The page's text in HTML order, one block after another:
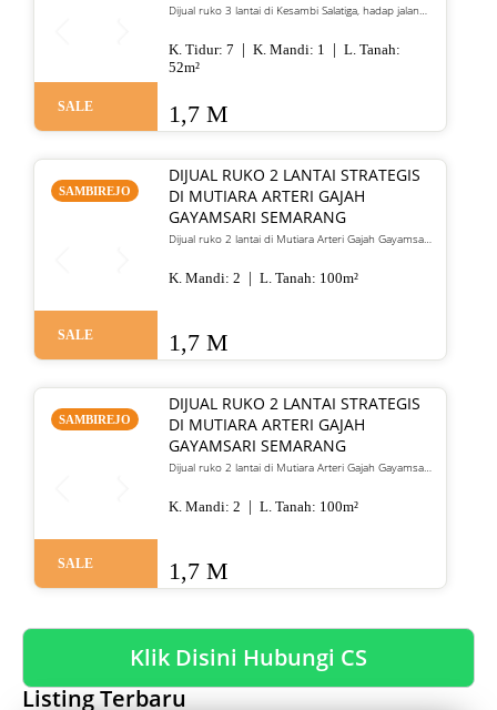
SALE
Dijual ruko 3 lantai di Kesambi Salatiga, hadap jalan
investasi. Harga 1,7 M nego.
K. Tidur: 7 K. Mandi: 1
L. Tanah:
52m²
1,7 M
SAMBIREJO
SALE
DIJUAL RUKO 2 LANTAI STRATEGIS
DI MUTIARA ARTERI GAJAH
GAYAMSARI SEMARANG
Dijual ruko 2 lantai di Mutiara Arteri Gajah Gayamsari
strategis. Harga 1,7 M
K. Mandi: 2 L. Tanah: 100m²
1,7 M
SAMBIREJO
SALE
DIJUAL RUKO 2 LANTAI STRATEGIS
DI MUTIARA ARTERI GAJAH
GAYAMSARI SEMARANG
Dijual ruko 2 lantai di Mutiara Arteri Gajah Gayamsari
cocok untuk usaha. Harga 1,7 M.
K. Mandi: 2 L. Tanah: 100m²
1,7 M
Klik Disini Hubungi CS
Listing Terbaru
SALE